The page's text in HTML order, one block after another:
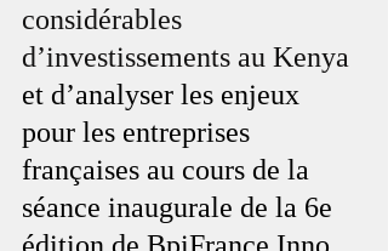
considérables
d’investissements au Kenya
et d’analyser les enjeux
pour les entreprises
françaises au cours de la
séance inaugurale de la 6e